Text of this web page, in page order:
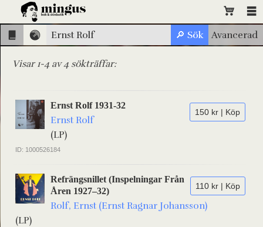
Visar 1-4 av 4 sökträffar:
150 kr | Köp
Ernst Rolf 1931-32
Ernst Rolf
(LP)
ID: 1000526184
110 kr | Köp
Refrängsnillet (Inspelningar Från
Åren 1927–32)
Rolf, Ernst (Ernst Ragnar Johansson)
(LP)